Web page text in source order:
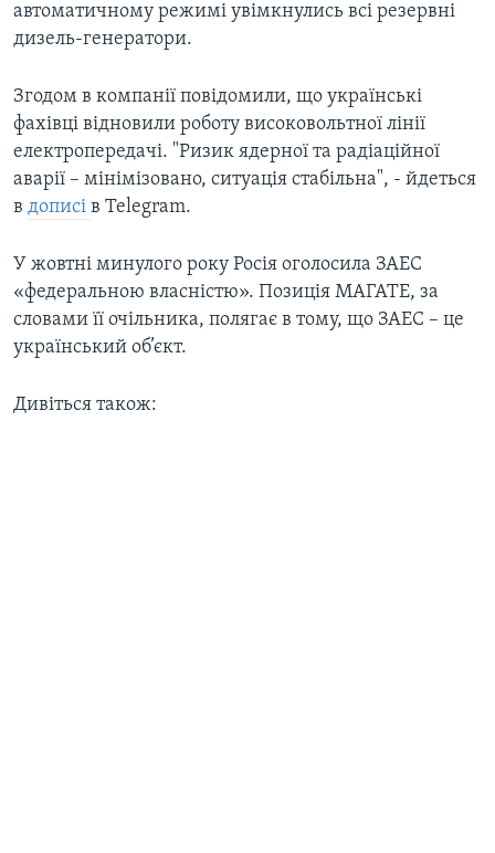
автоматичному режимі увімкнулись всі резервні
дизель-генератори.
Згодом в компанії повідомили, що українські
фахівці відновили роботу високовольтної лінії
електропередачі. "Ризик ядерної та радіаційної
аварії – мінімізовано, ситуація стабільна", - йдеться
в дописі в Telegram.
У жовтні минулого року Росія оголосила ЗАЕС
«федеральною власністю». Позиція МАГАТЕ, за
словами її очільника, полягає в тому, що ЗАЕС – це
український об’єкт.
Дивіться також: